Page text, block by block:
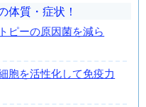
体質・症状！
ピーの原因菌を減ら
胞を活性化して免疫力